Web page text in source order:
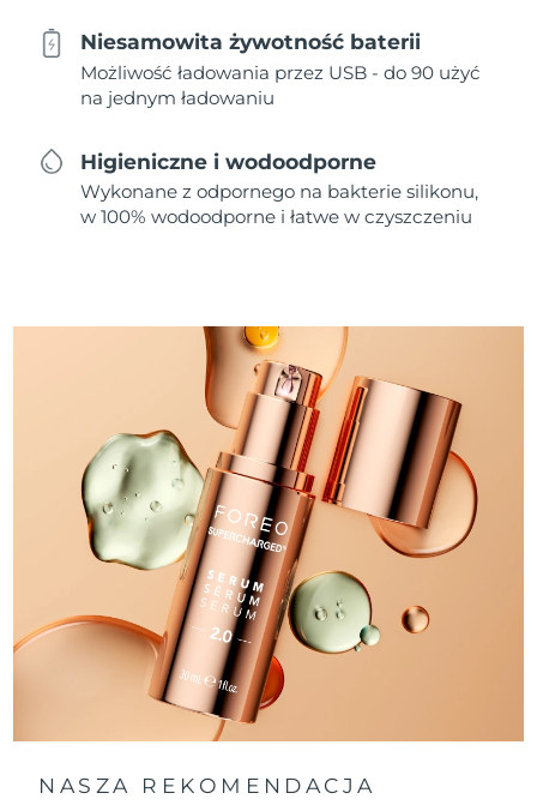
Niesamowita żywotność baterii
Możliwość ładowania przez USB - do 90 użyć
na jednym ładowaniu
Higieniczne i wodoodporne
Wykonane z odpornego na bakterie silikonu,
w 100% wodoodporne i łatwe w czyszczeniu
NASZA REKOMENDACJA